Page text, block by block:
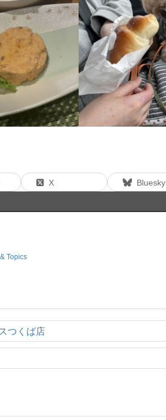
X Bluesky
Topics
つくば店